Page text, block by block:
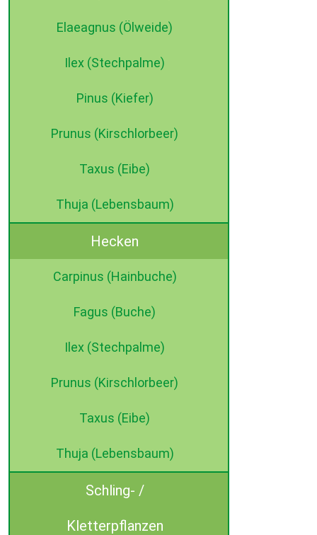
Elaeagnus (Ölweide)
Ilex (Stechpalme)
Pinus (Kiefer)
Prunus (Kirschlorbeer)
Taxus (Eibe)
Thuja (Lebensbaum)
Hecken
Carpinus (Hainbuche)
Fagus (Buche)
Ilex (Stechpalme)
Prunus (Kirschlorbeer)
Taxus (Eibe)
Thuja (Lebensbaum)
Schling- /
Kletterpflanzen